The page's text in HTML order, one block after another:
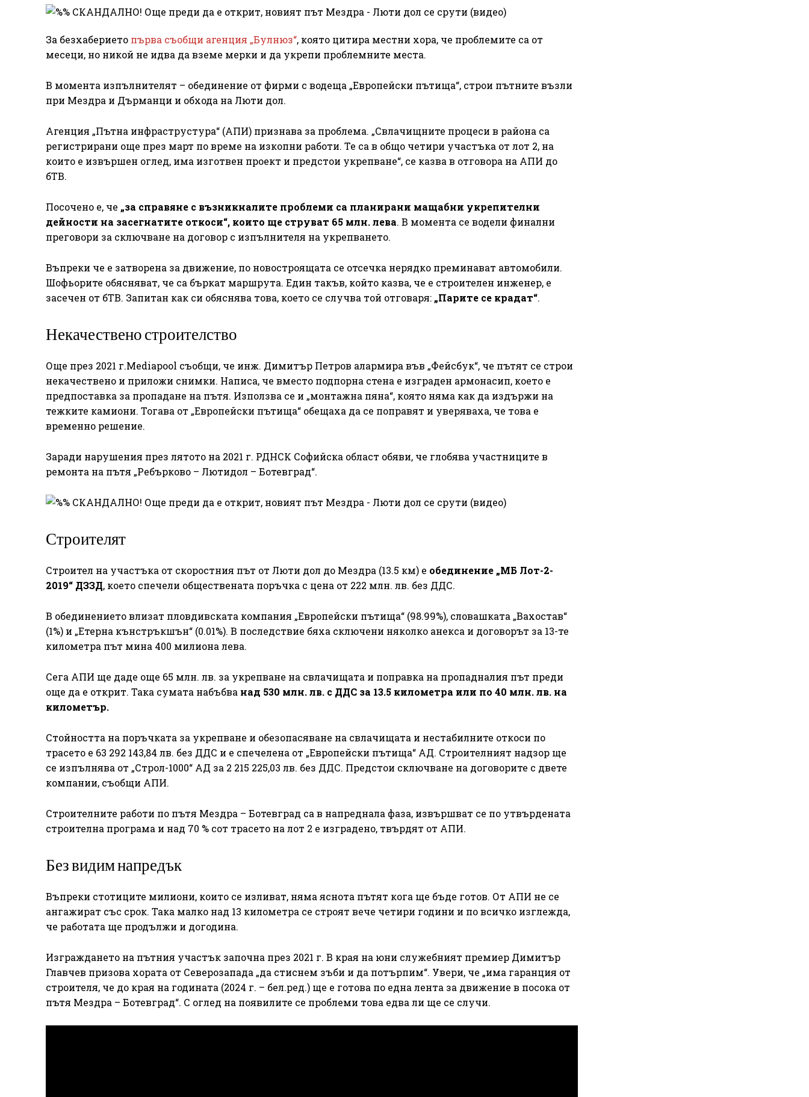
За безхаберието първа съобщи агенция „Булнюз“, която цитира местни хора, че проблемите са от
месеци, но никой не идва да вземе мерки и да укрепи проблемните места.
В момента изпълнителят – обединение от фирми с водеща „Европейски пътища“, строи пътните възли
при Мездра и Дърманци и обхода на Люти дол.
Агенция „Пътна инфраструстура“ (АПИ) признава за проблема. „Свлачищните процеси в района са
регистрирани още през март по време на изкопни работи. Те са в общо четири участъка от лот 2, на
които е извършен оглед, има изготвен проект и предстои укрепване“, се казва в отговора на АПИ до
бТВ.
Посочено е, че „за справяне с възникналите проблеми са планирани мащабни укрепителни
дейности на засегнатите откоси“, които ще струват 65 млн. лева. В момента се водели финални
преговори за сключване на договор с изпълнителя на укрепването.
Въпреки че е затворена за движение, по новостроящата се отсечка нерядко преминават автомобили.
Шофьорите обясняват, че са бъркат маршрута. Един такъв, който казва, че е строителен инженер, е
засечен от бТВ. Запитан как си обяснява това, което се случва той отговаря: „Парите се крадат“.
Некачествено строителство
Още през 2021 г.Mediapool съобщи, че инж. Димитър Петров алармира във „Фейсбук“, че пътят се строи
некачествено и приложи снимки. Написа, че вместо подпорна стена е изграден армонасип, което е
предпоставка за пропадане на пътя. Използва се и „монтажна пяна“, която няма как да издържи на
тежките камиони. Тогава от „Европейски пътища“ обещаха да се поправят и уверяваха, че това е
временно решение.
Заради нарушения през лятото на 2021 г. РДНСК Софийска област обяви, че глобява участниците в
ремонта на пътя „Ребърково – Лютидол – Ботевград“.
Строителят
Строител на участъка от скоростния път от Люти дол до Мездра (13.5 км) е обединение „МБ Лот-2-
2019“ ДЗЗД, което спечели обществената поръчка с цена от 222 млн. лв. без ДДС.
В обединението влизат пловдивската компания „Европейски пътища“ (98.99%), словашката „Вахостав“
(1%) и „Етерна кънстръкшън“ (0.01%). В последствие бяха сключени няколко анекса и договорът за 13-те
километра път мина 400 милиона лева.
Сега АПИ ще даде още 65 млн. лв. за укрепване на свлачищата и поправка на пропадналия път преди
още да е открит. Така сумата набъбва над 530 млн. лв. с ДДС за 13.5 километра или по 40 млн. лв. на
километър.
Стойността на поръчката за укрепване и обезопасяване на свлачищата и нестабилните откоси по
трасето е 63 292 143,84 лв. без ДДС и е спечелена от „Европейски пътища“ АД. Строителният надзор ще
се изпълнява от „Строл-1000“ АД за 2 215 225,03 лв. без ДДС. Предстои сключване на договорите с двете
компании, съобщи АПИ.
Строителните работи по пътя Мездра – Ботевград са в напреднала фаза, извършват се по утвърдената
строителна програма и над 70 % сот трасето на лот 2 е изградено, твърдят от АПИ.
Без видим напредък
Въпреки стотиците милиони, които се изливат, няма яснота пътят кога ще бъде готов. От АПИ не се
ангажират със срок. Така малко над 13 километра се строят вече четири години и по всичко изглежда,
че работата ще продължи и догодина.
Изграждането на пътния участък започна през 2021 г. В края на юни служебният премиер Димитър
Главчев призова хората от Северозапада „да стиснем зъби и да потърпим“. Увери, че „има гаранция от
строителя, че до края на годината (2024 г. – бел.ред.) ще e готова по една лента за движение в посока от
пътя Мездра – Ботевград“. С оглед на появилите се проблеми това едва ли ще се случи.